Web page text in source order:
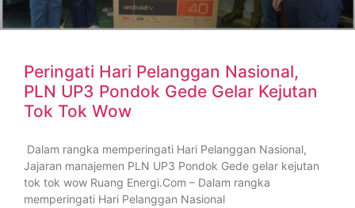
Peringati Hari Pelanggan Nasional,
PLN UP3 Pondok Gede Gelar Kejutan
Tok Tok Wow
Dalam rangka memperingati Hari Pelanggan Nasional,
Jajaran manajemen PLN UP3 Pondok Gede gelar kejutan
tok tok wow Ruang Energi.Com – Dalam rangka
memperingati Hari Pelanggan Nasional